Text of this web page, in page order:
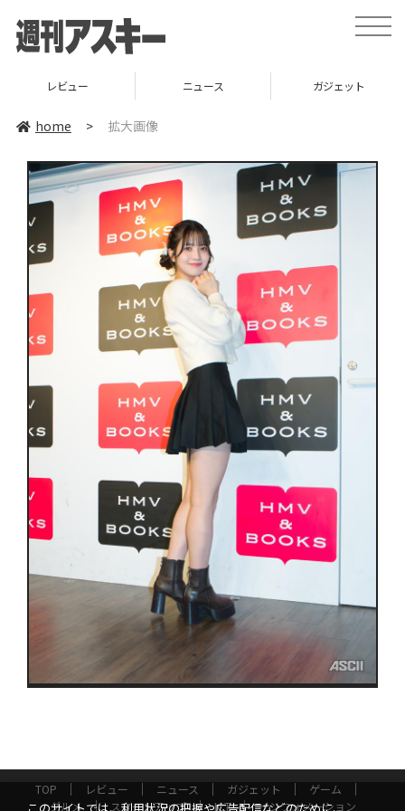
toggle
レビュー ニュース ガジェット
home > 拡大画像
TOP レビュー ニュース ガジェット
ゲーム
グルメ
スタートアップ ICT インフォメーション